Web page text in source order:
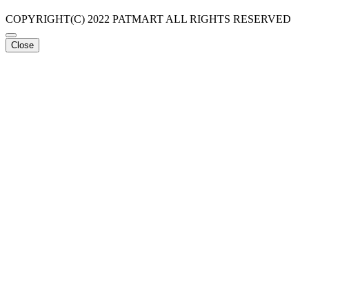
COPYRIGHT(C) 2022 PATMART ALL RIGHTS RESERVED
Close